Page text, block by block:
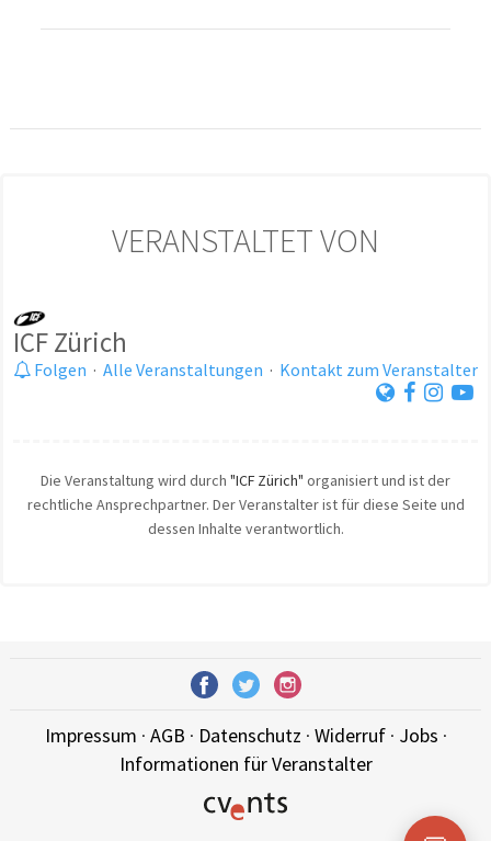
VERANSTALTET VON
ICF Zürich
Folgen · Alle Veranstaltungen · Kontakt zum Veranstalter
Die Veranstaltung wird durch "ICF Zürich" organisiert und ist der
rechtliche Ansprechpartner. Der Veranstalter ist für diese Seite und
dessen Inhalte verantwortlich.
Impressum · AGB · Datenschutz · Widerruf· Jobs ·
Informationen für Veranstalter